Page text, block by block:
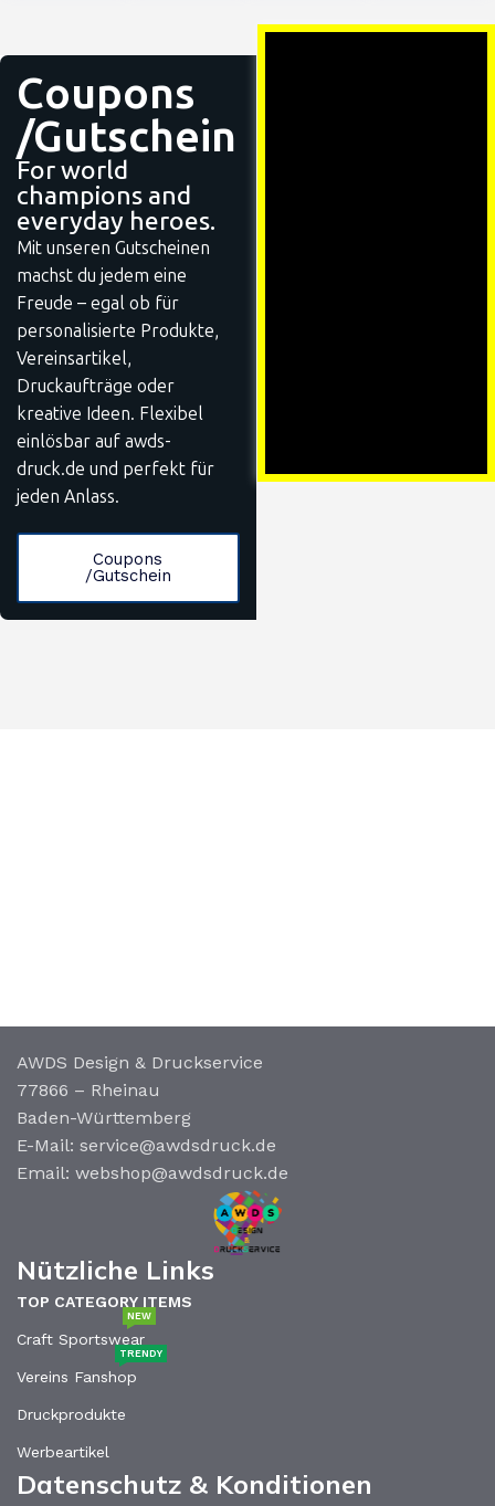
Coupons
/Gutschein
For world
champions and
everyday heroes.
Mit unseren Gutscheinen
machst du jedem eine
Freude – egal ob für
personalisierte Produkte,
Vereinsartikel,
Druckaufträge oder
kreative Ideen. Flexibel
einlösbar auf awds-
druck.de und perfekt für
jeden Anlass.
Coupons
/Gutschein
AWDS Design & Druckservice
77866 – Rheinau
Baden-Württemberg
E-Mail: service@awdsdruck.de
Email: webshop@awdsdruck.de
Nützliche Links
TOP CATEGORY ITEMS
Craft Sportswear
NEW
Vereins Fanshop
TRENDY
Druckprodukte
Werbeartikel
Datenschutz & Konditionen